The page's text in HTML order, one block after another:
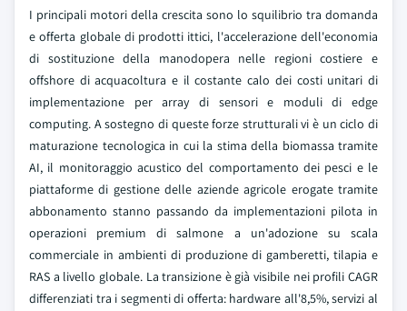
I principali motori della crescita sono lo squilibrio tra domanda
e offerta globale di prodotti ittici, l'accelerazione dell'economia
di sostituzione della manodopera nelle regioni costiere e
offshore di acquacoltura e il costante calo dei costi unitari di
implementazione per array di sensori e moduli di edge
computing. A sostegno di queste forze strutturali vi è un ciclo di
maturazione tecnologica in cui la stima della biomassa tramite
AI, il monitoraggio acustico del comportamento dei pesci e le
piattaforme di gestione delle aziende agricole erogate tramite
abbonamento stanno passando da implementazioni pilota in
operazioni premium di salmone a un'adozione su scala
commerciale in ambienti di produzione di gamberetti, tilapia e
RAS a livello globale. La transizione è già visibile nei profili CAGR
differenziati tra i segmenti di offerta: hardware all'8,5%, servizi al